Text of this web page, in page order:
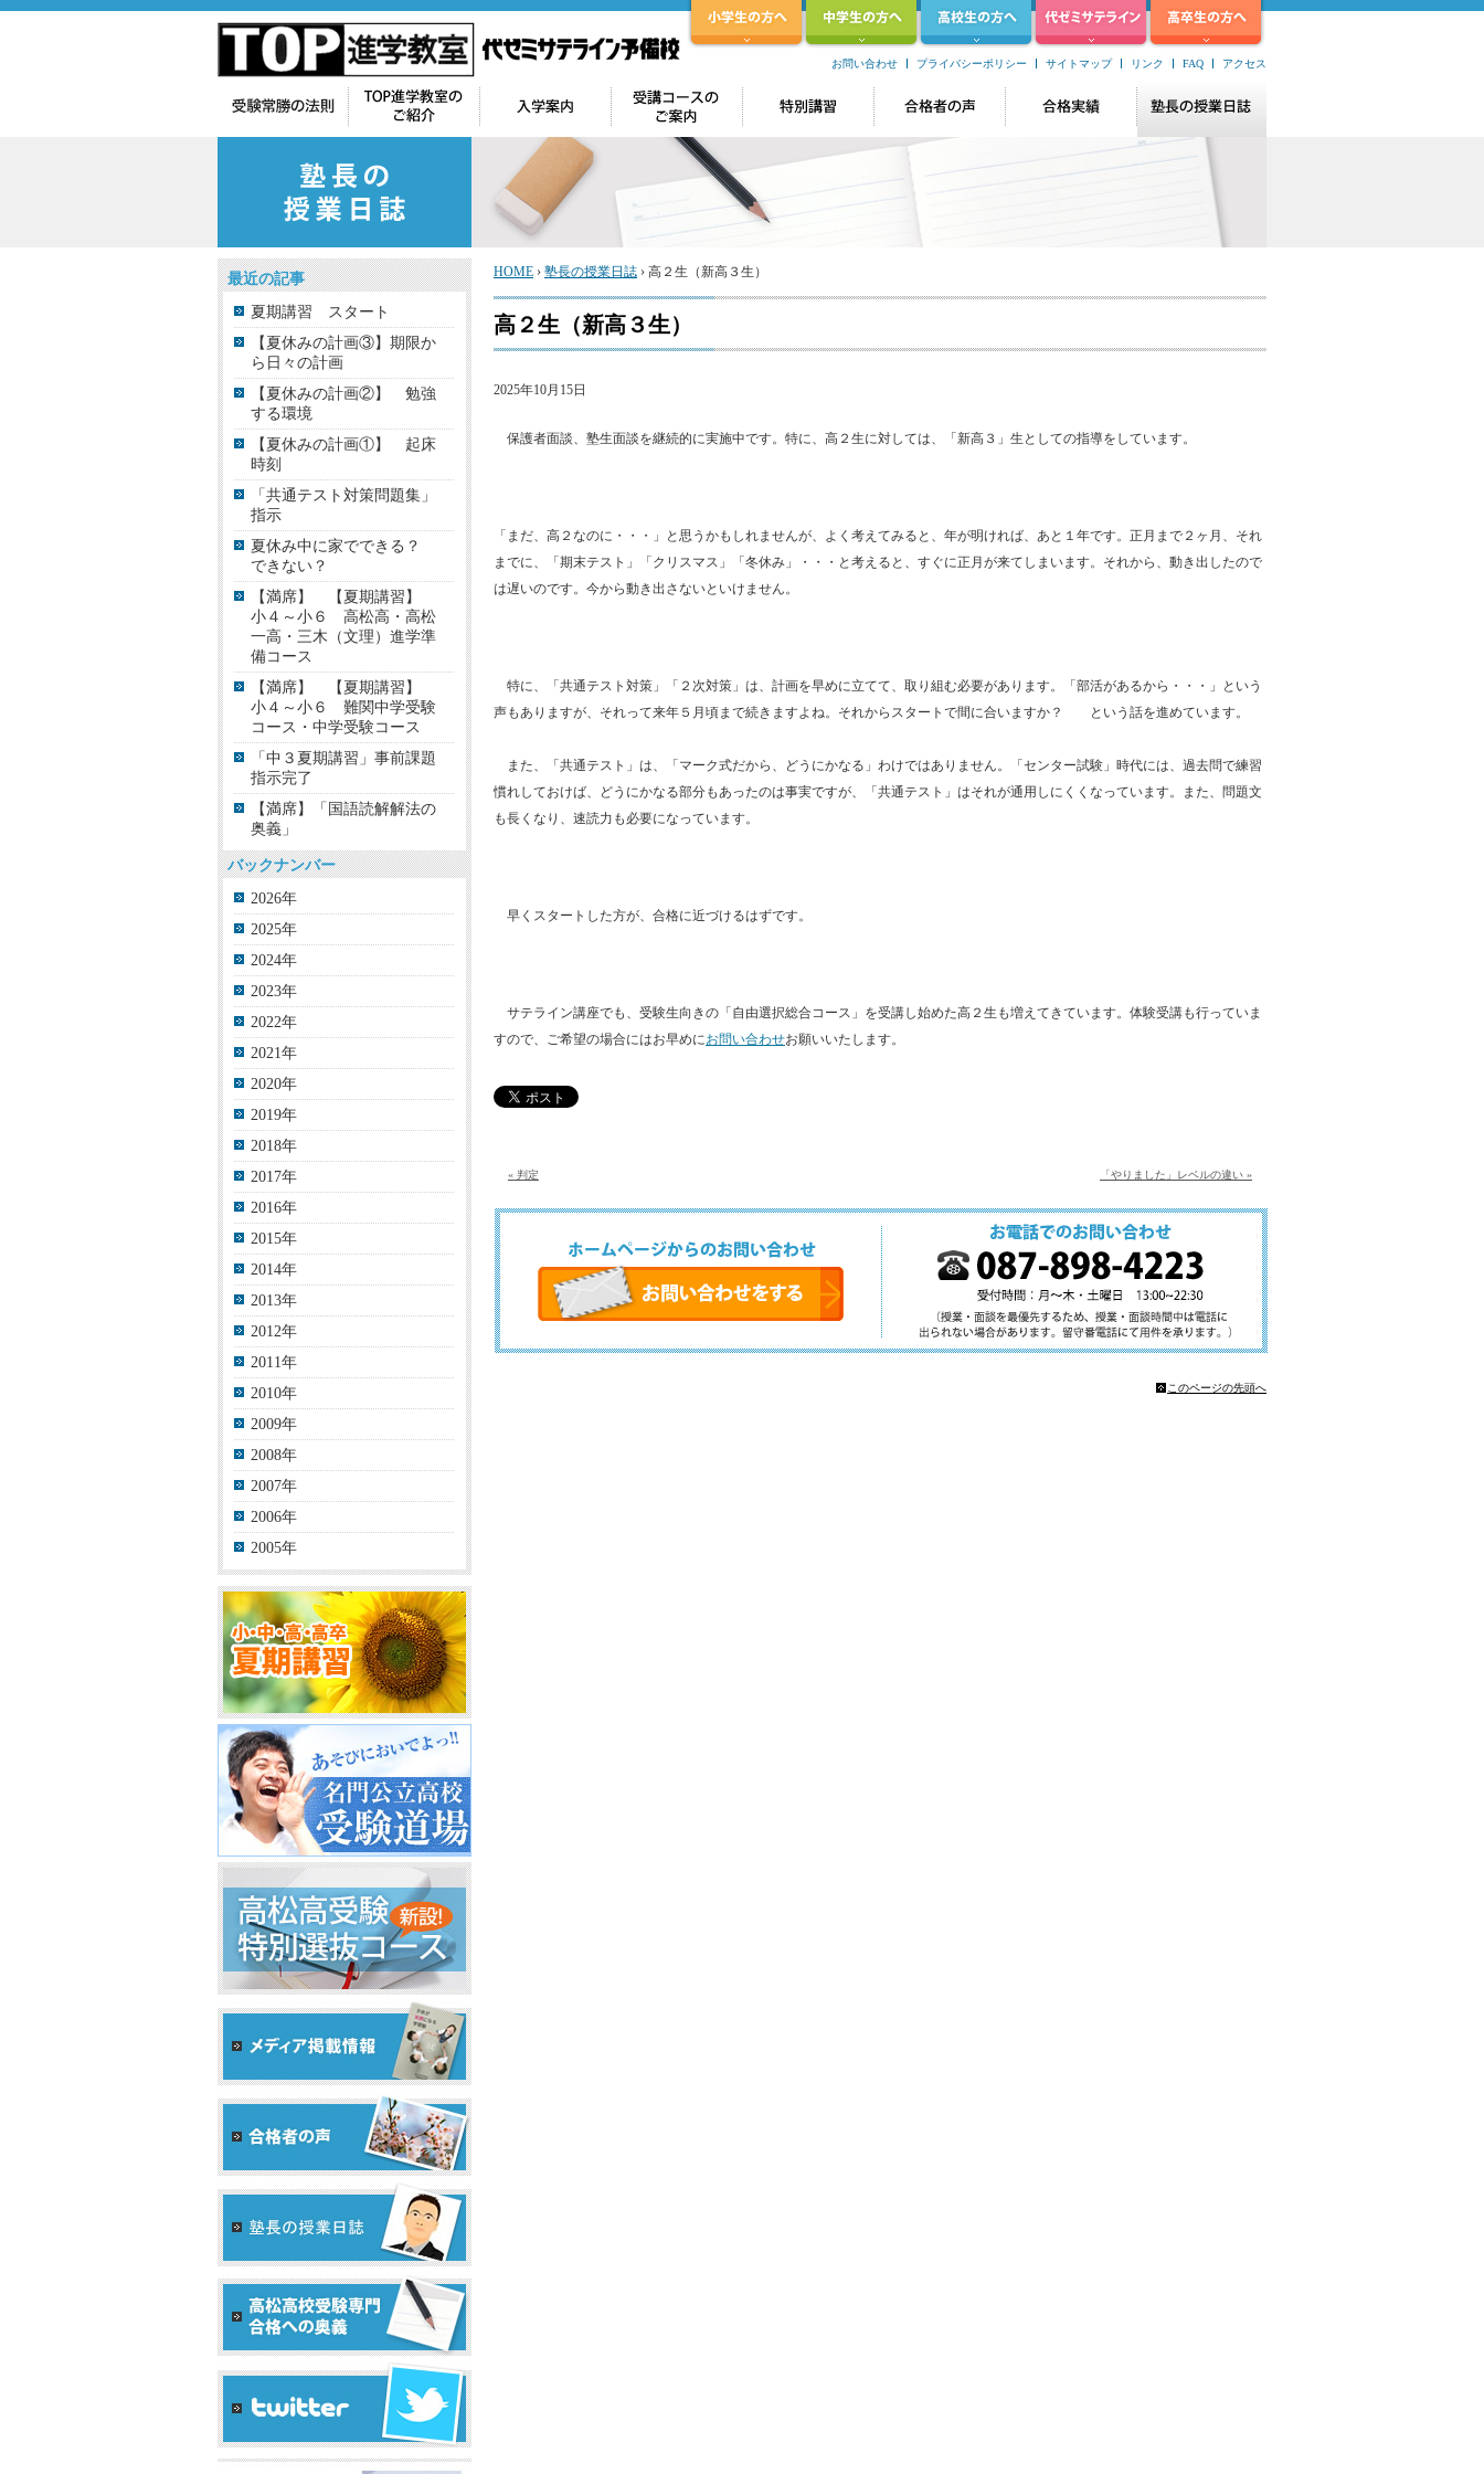
お問い合わせ プライバシーポリシー サイトマップ リンク FAQ アクセス
HOME › 塾長の授業日誌 › 高２生（新高３生）
高２生（新高３生）
2025年10月15日
保護者面談、塾生面談を継続的に実施中です。特に、高２生に対しては、「新高３」生としての指導をしています。
「まだ、高２なのに・・・」と思うかもしれませんが、よく考えてみると、年が明ければ、あと１年です。正月まで２ヶ月、それ
までに、「期末テスト」「クリスマス」「冬休み」・・・と考えると、すぐに正月が来てしまいます。それから、動き出したので
は遅いのです。今から動き出さないといけません。
特に、「共通テスト対策」「２次対策」は、計画を早めに立てて、取り組む必要があります。「部活があるから・・・」という
声もありますが、それって来年５月頃まで続きますよね。それからスタートで間に合いますか？ という話を進めています。
また、「共通テスト」は、「マーク式だから、どうにかなる」わけではありません。「センター試験」時代には、過去問で練習
慣れしておけば、どうにかなる部分もあったのは事実ですが、「共通テスト」はそれが通用しにくくなっています。また、問題文
も長くなり、速読力も必要になっています。
早くスタートした方が、合格に近づけるはずです。
サテライン講座でも、受験生向きの「自由選択総合コース」を受講し始めた高２生も増えてきています。体験受講も行っていま
すので、ご希望の場合にはお早めにお問い合わせお願いいたします。
« 判定 「やりました」レベルの違い »
このページの先頭へ
最近の記事
夏期講習 スタート
【夏休みの計画③】期限か
ら日々の計画
【夏休みの計画②】 勉強
する環境
【夏休みの計画①】 起床
時刻
「共通テスト対策問題集」
指示
夏休み中に家でできる？
できない？
【満席】 【夏期講習】
小４～小６ 高松高・高松
一高・三木（文理）進学準
備コース
【満席】 【夏期講習】
小４～小６ 難関中学受験
コース・中学受験コース
「中３夏期講習」事前課題
指示完了
【満席】「国語読解解法の
奥義」
バックナンバー
2026年
2025年
2024年
2023年
2022年
2021年
2020年
2019年
2018年
2017年
2016年
2015年
2014年
2013年
2012年
2011年
2010年
2009年
2008年
2007年
2006年
2005年